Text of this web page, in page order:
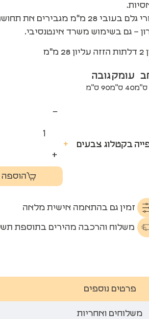
חומרי גלם בעובי 28 מ"מ
– גם בשימוש משרד אינטנסיבי.
מ"מ
עומק
40 ס"מ
גובה
90 ס"מ
בקטלוג צבעים +
−
+
זמין גם בהתאמה אישית מלאה
משלוח והרכבה מהירים בתוספת
פרטים נוספים
משלוחים ואחריות